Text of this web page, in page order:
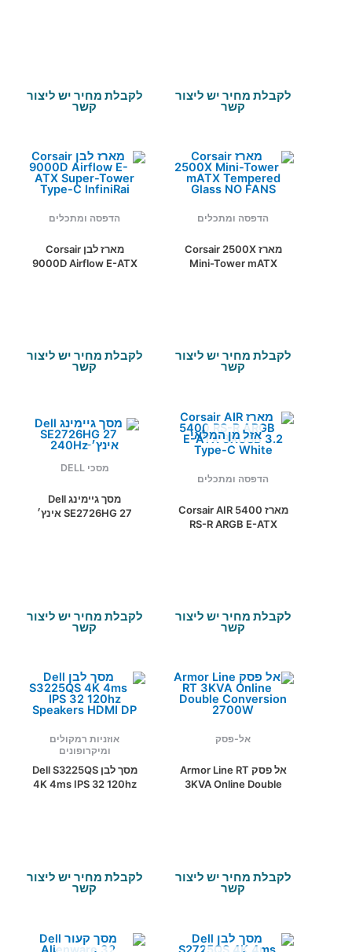
לקבלת מחיר יש ליצור
קשר
לקבלת מחיר יש ליצור
קשר
הדפסה ומתכלים
מארז Corsair 2500X
Mini-Tower mATX
לקבלת מחיר יש ליצור
קשר
הדפסה ומתכלים
מארז לבן Corsair
9000D Airflow E-ATX
לקבלת מחיר יש ליצור
קשר
אזל מן המלאי
הדפסה ומתכלים
מארז Corsair AIR 5400
RS-R ARGB E-ATX
לקבלת מחיר יש ליצור
קשר
מסכי DELL
מסך גיימינג Dell
SE2726HG 27 אינץ׳
לקבלת מחיר יש ליצור
קשר
אל-פסק
אל פסק Armor Line RT
3KVA Online Double
לקבלת מחיר יש ליצור
קשר
אוזניות רמקולים
ומיקרופונים
מסך לבן Dell S3225QS
4K 4ms IPS 32 120hz
לקבלת מחיר יש ליצור
קשר